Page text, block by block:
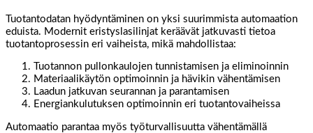
Tuotantodatan hyödyntäminen on yksi suurimmista automaation
eduista. Modernit eristyslasilinjat keräävät jatkuvasti tietoa
tuotantoprosessin eri vaiheista, mikä mahdollistaa:
Tuotannon pullonkaulojen tunnistamisen ja eliminoinnin
Materiaalikäytön optimoinnin ja hävikin vähentämisen
Laadun jatkuvan seurannan ja parantamisen
Energiankulutuksen optimoinnin eri tuotantovaiheissa
Automaatio parantaa myös työturvallisuutta vähentämällä